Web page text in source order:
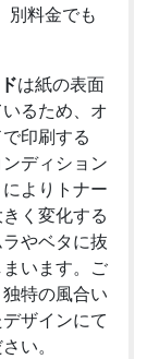
別料金でも
は紙の表面
るため、オ
印刷する
ディション
よりトナー
く変化する
やベタに抜
います。ご
特の風合い
ザインにて
い。